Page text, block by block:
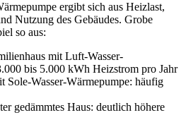
ergibt sich aus Heizlast,
Nutzung des Gebäudes. Grobe
so aus:
mit Luft-Wasser-
bis 5.000 kWh Heizstrom pro Jahr
Sole-Wasser-Wärmepumpe: häufig
gedämmtes Haus: deutlich höhere